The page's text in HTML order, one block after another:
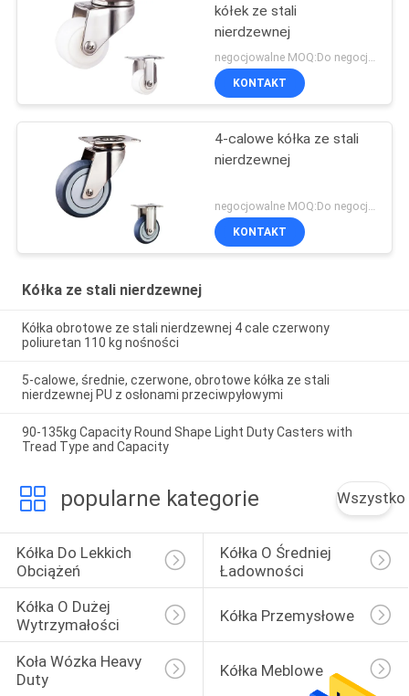
kółek ze stali
nierdzewnej
KONTAKT
4-calowe kółka ze stali
nierdzewnej
KONTAKT
Kółka ze stali nierdzewnej
Kółka obrotowe ze stali nierdzewnej 4 cale czerwony
poliuretan 110 kg nośności
5-calowe, średnie, czerwone, obrotowe kółka ze stali
nierdzewnej PU z osłonami przeciwpyłowymi
90-135kg Capacity Round Shape Light Duty Casters with
Tread Type and Capacity
popularne kategorie Wszystko
Kółka Do Lekkich
Obciążeń
Kółka O Średniej
Ładowności
Kółka O Dużej
Wytrzymałości
Kółka Przemysłowe
Koła Wózka Heavy
Duty
Kółka Meblowe